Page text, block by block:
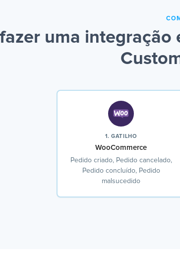
uma integração
1. GATILHO
WooCommerce
Pedido criado, Pedido cancelado,
Pedido concluído, Pedido
malsucedido